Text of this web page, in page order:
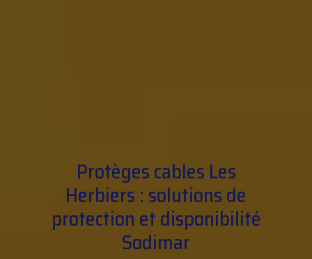
Protèges cables Les
Herbiers : solutions de
protection et disponibilité
Sodimar